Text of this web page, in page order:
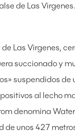
de Las Virgenes.
Las Virgenes,
succionado y
suspendidos
al lecho
denomina
unos 427